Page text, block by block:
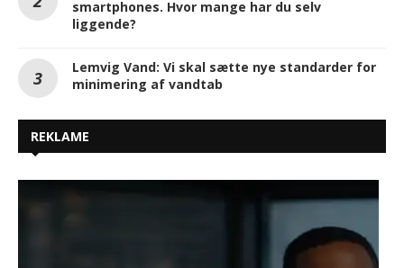
smartphones. Hvor mange har du selv
liggende?
Lemvig Vand: Vi skal sætte nye standarder for
minimering af vandtab
REKLAME